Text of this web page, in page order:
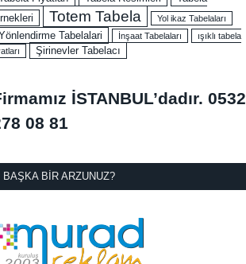
Totem Tabela Yol ikaz Tabelaları
Tabelalari İnşaat Tabelaları
ışıklı tabela
Şirinevler Tabelacı
İSTANBUL’dadır. 0532
08 81
BAŞKA BIR ARZUNUZ?